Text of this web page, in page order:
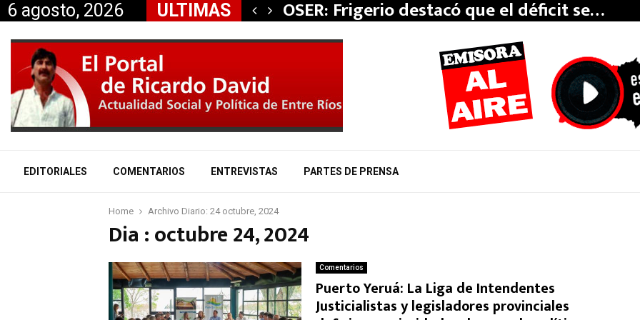
6 agosto, 2026 ULTIMAS
aliados a la… OSER: Frigerio destacó que el déficit se…
EDITORIALES COMENTARIOS ENTREVISTAS PARTES DE PRENSA
Home Archivo Diario: 24 octubre, 2024
Dia : octubre 24, 2024
Comentarios
Puerto Yeruá: La Liga de Intendentes
Justicialistas y legisladores provinciales